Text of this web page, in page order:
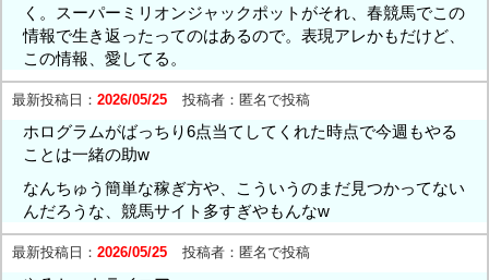
く。スーパーミリオンジャックポットがそれ、春競馬でこの
情報で生き返ったってのはあるので。表現アレかもだけど、
この情報、愛してる。
最新投稿日： 2026/05/25 投稿者： 匿名で投稿
ホログラムがばっちり6点当てしてくれた時点で今週もやる
ことは一緒の助w
なんちゅう簡単な稼ぎ方や、こういうのまだ見つかってない
んだろうな、競馬サイト多すぎやもんなw
最新投稿日： 2026/05/25 投稿者： 匿名で投稿